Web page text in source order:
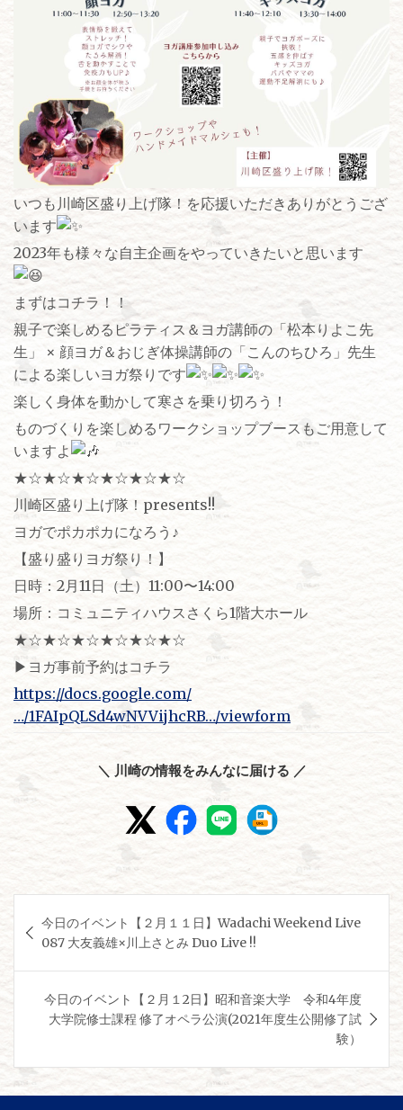
いつも川崎区盛り上げ隊！を応援いただきありがとうござ
います
2023年も様々な自主企画をやっていきたいと思います
まずはコチラ！！
親子で楽しめるピラティス＆ヨガ講師の「松本りよこ先
生」 × 顔ヨガ＆おじぎ体操講師の「こんのちひろ」先生
による楽しいヨガ祭りです
楽しく身体を動かして寒さを乗り切ろう！
ものづくりを楽しめるワークショップブースもご用意して
いますよ
★☆★☆★☆★☆★☆★☆
川崎区盛り上げ隊！presents!!
ヨガでポカポカになろう♪
【盛り盛りヨガ祭り！】
日時：2月11日（土）11:00〜14:00
場所：コミュニティハウスさくら1階大ホール
★☆★☆★☆★☆★☆★☆
▶︎ヨガ事前予約はコチラ
https://docs.google.com/
…/1FAIpQLSd4wNVVijhcRB…/viewform
＼ 川崎の情報をみんなに届ける ／
稿
ナ
シ
今日のイベント【２月１１日】Wadachi Weekend Live
087 大友義雄×川上さとみ Duo Live !!
今日のイベント【２月１2日】昭和音楽大学 令和4年度
大学院修士課程 修了オペラ公演(2021年度生公開修了試
験）